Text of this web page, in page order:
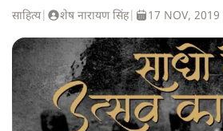
साहित्य| शेष नारायण सिंह| 17 NOV, 2019